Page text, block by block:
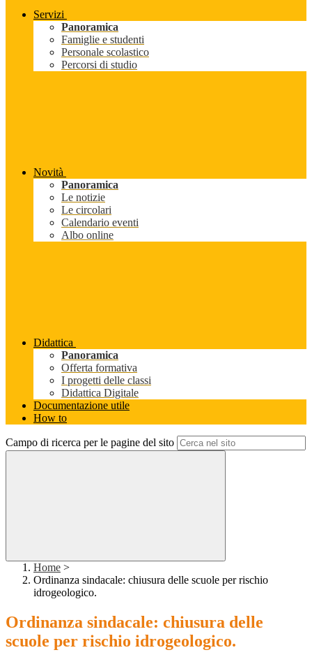
Servizi
Panoramica
Famiglie e studenti
Personale scolastico
Percorsi di studio
Novità
Panoramica
Le notizie
Le circolari
Calendario eventi
Albo online
Didattica
Panoramica
Offerta formativa
I progetti delle classi
Didattica Digitale
Documentazione utile
How to
Campo di ricerca per le pagine del sito
Home >
Ordinanza sindacale: chiusura delle scuole per rischio
idrogeologico.
Ordinanza sindacale: chiusura delle
scuole per rischio idrogeologico.